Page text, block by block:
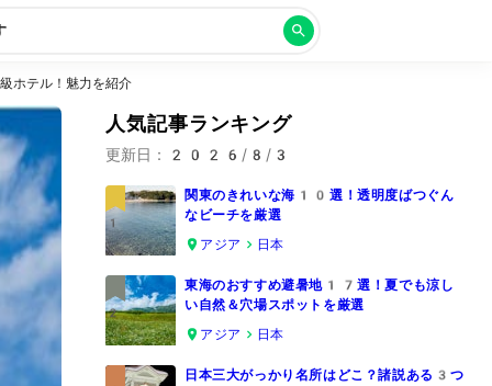
テル！魅力を紹介
人気記事ランキング
更新日： 2026/8/3
1
関東のきれいな海10選！透明度ばつぐん
なビーチを厳選
アジア
日本
2
東海のおすすめ避暑地17選！夏でも涼し
い自然＆穴場スポットを厳選
アジア
日本
日本三大がっかり名所はどこ？諸説ある3つ